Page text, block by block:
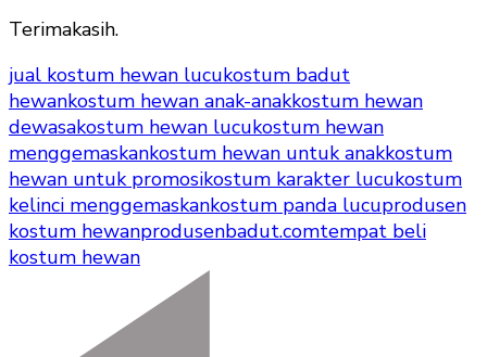
Terimakasih.
jual kostum hewan lucukostum badut
hewankostum hewan anak-anakkostum hewan
dewasakostum hewan lucukostum hewan
menggemaskankostum hewan untuk anakkostum
hewan untuk promosikostum karakter lucukostum
kelinci menggemaskankostum panda lucuprodusen
kostum hewanprodusenbadut.comtempat beli
kostum hewan